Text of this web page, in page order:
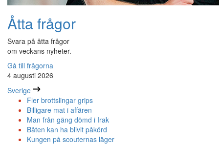
Åtta frågor
Svara på åtta frågor
om veckans nyheter.
Gå till frågorna
4 augusti 2026
Sverige
Fler brottslingar grips
Billigare mat i affären
Man från gäng dömd i Irak
Båten kan ha blivit påkörd
Kungen på scouternas läger